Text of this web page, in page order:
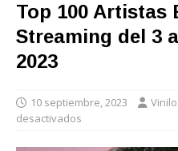
Top 100 Artistas
Streaming del 3
2023
10 septiembre, 2023
desactivados